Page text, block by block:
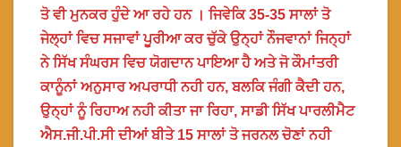
ਤੋ ਵੀ ਮੁਨਕਰ ਹੁੰਦੇ ਆ ਰਹੇ ਹਨ । ਜਿਵੇਕਿ 35-35 ਸਾਲਾਂ ਤੋ
ਜੇਲ੍ਹਾਂ ਵਿਚ ਸਜਾਵਾਂ ਪੂਰੀਆ ਕਰ ਚੁੱਕੇ ਉਨ੍ਹਾਂ ਨੌਜਵਾਨਾਂ ਜਿਨ੍ਹਾਂ
ਨੇ ਸਿੱਖ ਸੰਘਰਸ ਵਿਚ ਯੋਗਦਾਨ ਪਾਇਆ ਹੈ ਅਤੇ ਜੋ ਕੌਮਾਂਤਰੀ
ਕਾਨੂੰਨਾਂ ਅਨੁਸਾਰ ਅਪਰਾਧੀ ਨਹੀ ਹਨ, ਬਲਕਿ ਜੰਗੀ ਕੈਦੀ ਹਨ,
ਉਨ੍ਹਾਂ ਨੂੰ ਰਿਹਾਅ ਨਹੀ ਕੀਤਾ ਜਾ ਰਿਹਾ, ਸਾਡੀ ਸਿੱਖ ਪਾਰਲੀਮੈਟ
ਐਸ.ਜੀ.ਪੀ.ਸੀ ਦੀਆਂ ਬੀਤੇ 15 ਸਾਲਾਂ ਤੋ ਜਰਨਲ ਚੋਣਾਂ ਨਹੀ